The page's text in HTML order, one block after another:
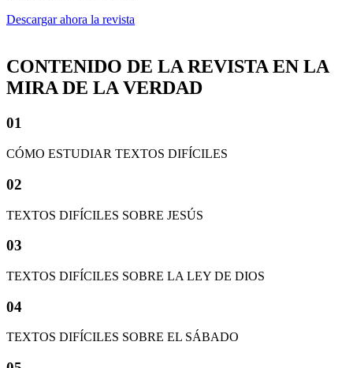
Descargar ahora la revista
CONTENIDO DE LA REVISTA EN LA
MIRA DE LA VERDAD
01
CÓMO ESTUDIAR TEXTOS DIFÍCILES
02
TEXTOS DIFÍCILES SOBRE JESÚS
03
TEXTOS DIFÍCILES SOBRE LA LEY DE DIOS
04
TEXTOS DIFÍCILES SOBRE EL SÁBADO